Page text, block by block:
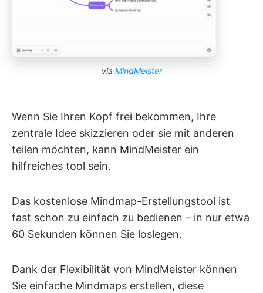
via MindMeister
Wenn Sie Ihren Kopf frei bekommen, Ihre
zentrale Idee skizzieren oder sie mit anderen
teilen möchten, kann MindMeister ein
hilfreiches tool sein.
Das kostenlose Mindmap-Erstellungstool ist
fast schon zu einfach zu bedienen – in nur etwa
60 Sekunden können Sie loslegen.
Dank der Flexibilität von MindMeister können
Sie einfache Mindmaps erstellen, diese